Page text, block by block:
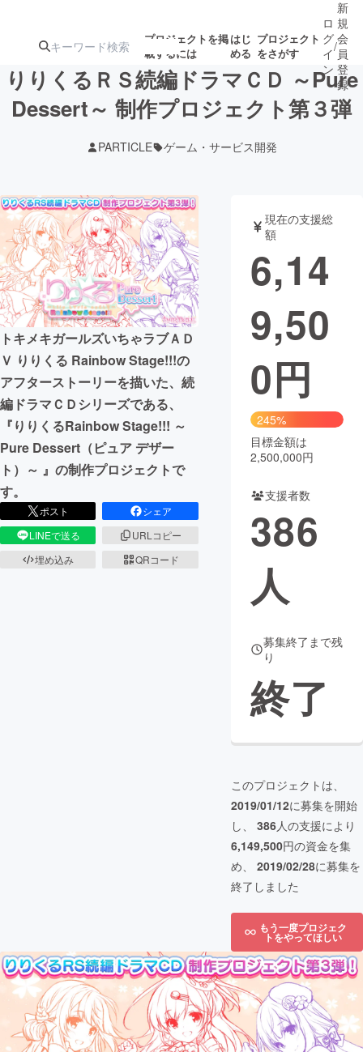
プロジェクトを掲
載するには
はじ
める
プロジェクト
をさがす
ターン
ジェクト
ロジェクト
アート・写真 音楽
テクノロジー・ガジェット ゲーム・サ
映像・映画
ビジネス・起業
まちづくり・地域活性化
CAMPFIRE for Social Good
CAMPFIRE Creation
CAMPFIREふるさと納税
コミュニティ
ロ
グ
イ
ン
/
新
規
会
員
登
録
りりくるＲＳ続編ドラマＣＤ ～Pure
Dessert～ 制作プロジェクト第３弾
PARTICLE ゲーム・サービス開発
トキメキガールズいちゃラブＡＤ
Ｖ りりくる Rainbow Stage!!!の
アフターストーリーを描いた、続
編ドラマＣＤシリーズである、
『りりくるRainbow Stage!!! ～
Pure Dessert（ピュア デザー
ト）～ 』の制作プロジェクトで
す。
ポスト
シェア
LINEで送る
URLコピー
埋め込み
QRコード
現在の支援総
額
6,14
9,50
0円
245%
目標金額は
2,500,000円
支援者数
386
人
募集終了まで残
り
終了
このプロジェクトは、
2019/01/12に募集を開始
し、 386人の支援により
6,149,500円の資金を集
め、 2019/02/28に募集を
終了しました
もう一度プロジェク
トをやってほしい